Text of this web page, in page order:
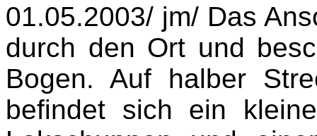
01.05.2003/ jm/ Das
durch den Ort und
Bogen. Auf halber
befindet sich ein